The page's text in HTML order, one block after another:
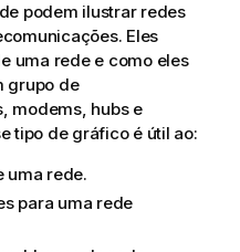
podem ilustrar redes
Eles
uma rede e como eles
grupo de
modems, hubs e
tipo de gráfico é útil ao:
uma rede.
para uma rede